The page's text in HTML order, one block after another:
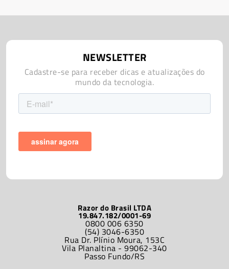
Razor do Brasil LTDA
19.847.182/0001-69
0800 006 6350
(54) 3046-6350
Rua Dr. Plínio Moura, 153C
Vila Planaltina - 99062-340
Passo Fundo/RS
NEWSLETTER
Cadastre-se para receber dicas e atualizações do
mundo da tecnologia.